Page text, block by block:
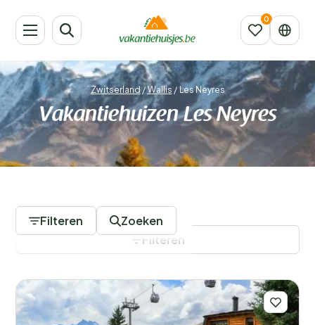
Zwitserland /Wallis / Les Neyres
Vakantiehuizen Les Neyres
Filteren Zoeken
Filteren